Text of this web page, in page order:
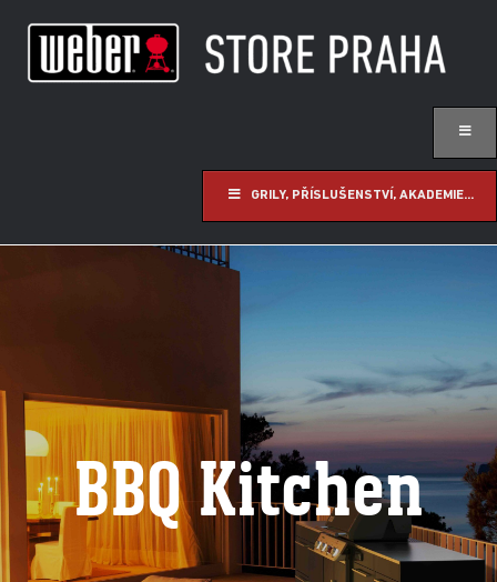
GRILY, PŘÍSLUŠENSTVÍ, AKADEMIE...
BBQ Kitchen